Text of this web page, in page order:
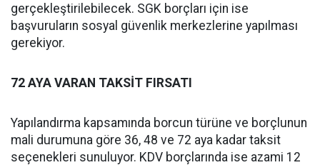
gerçekleştirilebilecek. SGK borçları için ise
başvuruların sosyal güvenlik merkezlerine yapılması
gerekiyor.
72 AYA VARAN TAKSİT FIRSATI
Yapılandırma kapsamında borcun türüne ve borçlunun
mali durumuna göre 36, 48 ve 72 aya kadar taksit
seçenekleri sunuluyor. KDV borçlarında ise azami 12